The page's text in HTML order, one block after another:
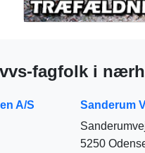
fagfolk i
A/S
Sanderum
5250